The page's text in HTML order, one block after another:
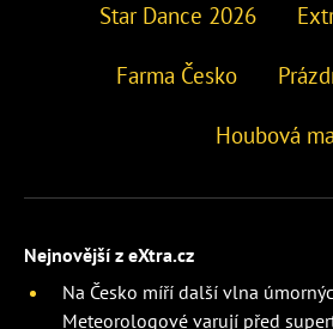
Star Dance 2026
Farma Česko
Houbová
Nejnovější z eXtra.cz
Na Česko míří další vlna
Meteorologové varují před